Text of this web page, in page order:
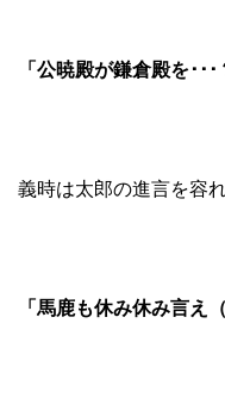
「公暁殿が鎌倉殿を･･･
義時は太郎の進言を容
「馬鹿も休み休み言え